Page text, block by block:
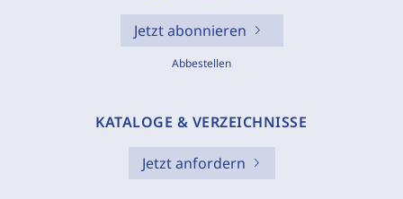
Jetzt abonnieren
Abbestellen
KATALOGE & VERZEICHNISSE
Jetzt anfordern